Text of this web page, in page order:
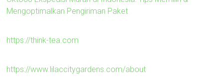
Mengoptimalkan Pengiriman Paket
https://think-tea.com
https://www.lilaccitygardens.com/about